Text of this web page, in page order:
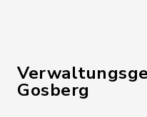
Gosberg